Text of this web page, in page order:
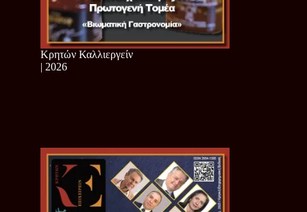
Κρητών Καλλιεργείν
| 2026